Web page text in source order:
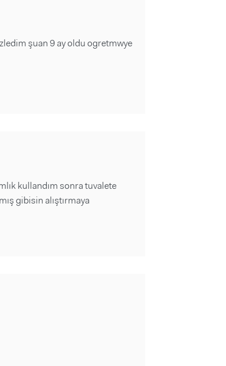
şuan 9 ay oldu ogretmwye
kullandım sonra tuvalete
gibisin alıştırmaya